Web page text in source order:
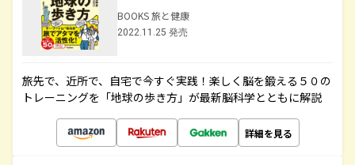
BOOKS 旅と健康
2022.11.25 発売
旅先で、近所で、自宅で今すぐ実践！楽しく脳を鍛える５０の
トレーニングを「地球の歩き方」が最新脳科学とともに解説
詳細を見る